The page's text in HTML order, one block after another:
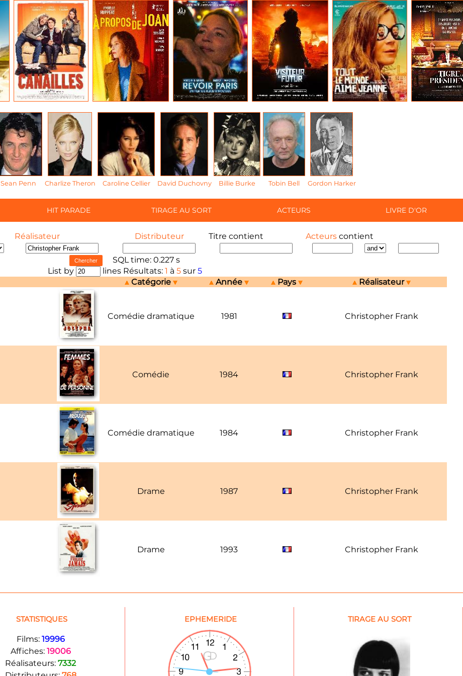
Sean Penn Charlize Theron Caroline Cellier David Duchovny Billie Burke Tobin Bell Gordon Harker
HIT PARADE TIRAGE AU SORT ACTEURS LIVRE D'OR
Réalisateur Distributeur Titre contient Acteurs contient
SQL time: 0.227 s
List by
lines Résultats: 1 à 5sur 5
Catégorie Année Pays Réalisateur
Comédie dramatique 1981 Christopher Frank
Comédie 1984 Christopher Frank
Comédie dramatique 1984 Christopher Frank
Drame 1987 Christopher Frank
Drame 1993 Christopher Frank
STATISTIQUES
Films: 19996
Affiches: 19006
Réalisateurs: 7332
EPHEMERIDE TIRAGE AU SORT